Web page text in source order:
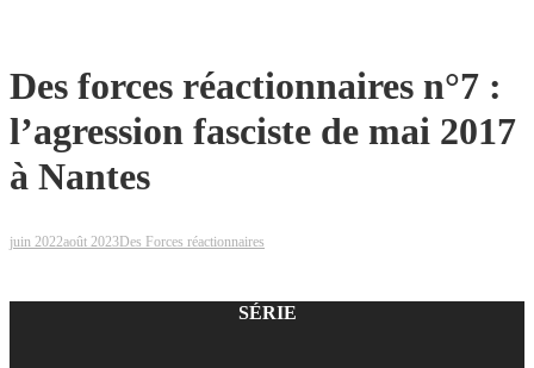
Des forces réactionnaires n°7 :
l’agression fasciste de mai 2017
à Nantes
juin 2022août 2023 Des Forces réactionnaires
SÉRIE